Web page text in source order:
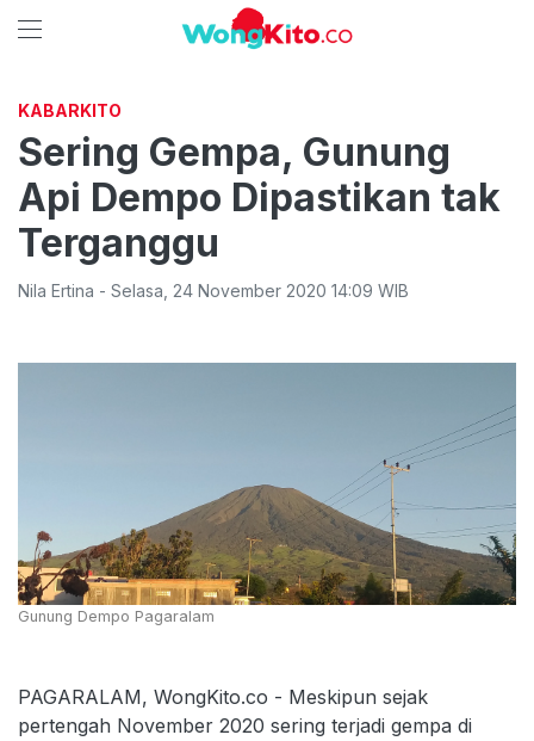
KABARKITO
Sering Gempa, Gunung
Api Dempo Dipastikan tak
Terganggu
Nila Ertina - Selasa 24 November 2020 14:09 WIB
Gunung Dempo Pagaralam
PAGARALAM, WongKito.co - Meskipun sejak
pertengah November 2020 sering terjadi gempa di